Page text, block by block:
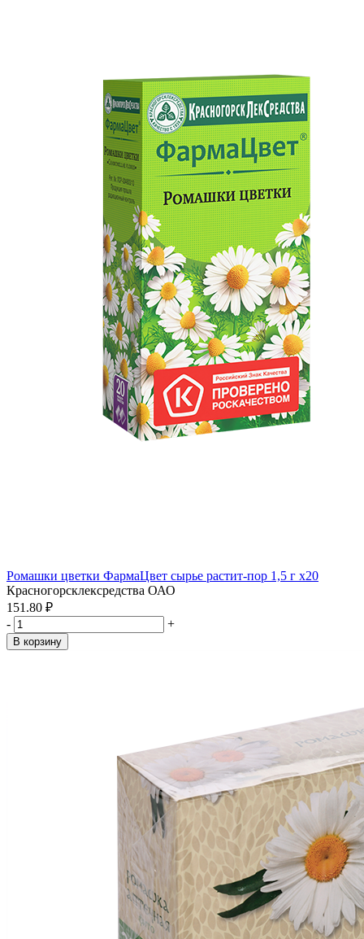
Ромашки цветки ФармаЦвет сырье растит-пор 1,5 г x20
Красногорсклексредства ОАО
151.80 ₽
-
+
В корзину